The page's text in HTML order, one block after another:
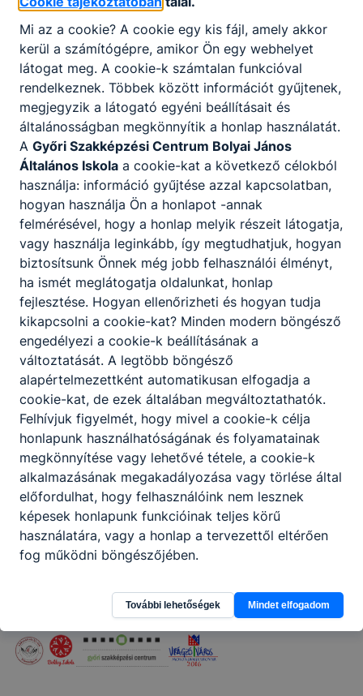
Erdei táborban jártak a 3.C
osztályos tanulók
A Szigetköz szívében, a dunaszigeti
ökoparkban táboroztak a 3.C
osztályos tanulók. A természet
szépsége, az élővilág csodái mellett
számos programon vehettek részt a
gyerekek...
2026. jún. 22. Admin
Partnereink
Mi az a cookie? A cookie egy kis fájl, amely akkor
kerül a számítógépre, amikor Ön egy webhelyet
látogat meg. A cookie-k számtalan funkcióval
rendelkeznek. Többek között információt gyűjtenek,
megjegyzik a látogató egyéni beállításait és
általánosságban megkönnyítik a honlap használatát.
A Győri Szakképzési Centrum Bolyai János
Általános Iskola a cookie-kat a következő célokból
használja: információ gyűjtése azzal kapcsolatban,
hogyan használja Ön a honlapot -annak
felmérésével, hogy a honlap melyik részeit látogatja,
vagy használja leginkább, így megtudhatjuk, hogyan
biztosítsunk Önnek még jobb felhasználói élményt,
ha ismét meglátogatja oldalunkat, honlap
fejlesztése. Hogyan ellenőrizheti és hogyan tudja
kikapcsolni a cookie-kat? Minden modern böngésző
engedélyezi a cookie-k beállításának a
változtatását. A legtöbb böngésző
alapértelmezettként automatikusan elfogadja a
cookie-kat, de ezek általában megváltoztathatók.
Felhívjuk figyelmét, hogy mivel a cookie-k célja
honlapunk használhatóságának és folyamatainak
megkönnyítése vagy lehetővé tétele, a cookie-k
alkalmazásának megakadályozása vagy törlése által
előfordulhat, hogy felhasználóink nem lesznek
képesek honlapunk funkcióinak teljes körű
használatára, vagy a honlap a tervezettől eltérően
fog működni böngészőjében.
További lehetőségek Mindet elfogadom